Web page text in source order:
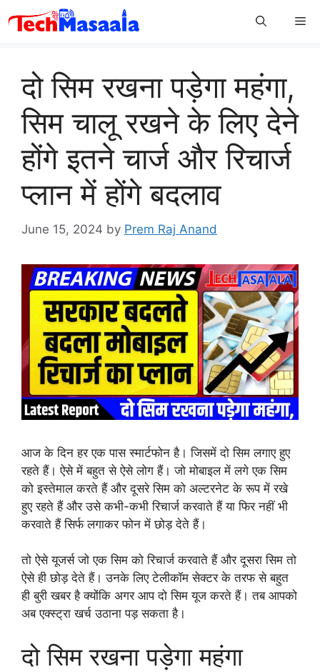
to
दो सिम रखना पड़ेगा महंगा,
सिम चालू रखने के लिए देने
होंगे इतने चार्ज और रिचार्ज
प्लान में होंगे बदलाव
June 15, 2024 by Prem Raj Anand
आज के दिन हर एक पास स्मार्टफोन है। जिसमें दो सिम लगाए हुए
रहते हैं। ऐसे में बहुत से ऐसे लोग हैं। जो मोबाइल में लगे एक सिम
को इस्तेमाल करते हैं और दूसरे सिम को अल्टरनेट के रूप में रखे
हुए रहते हैं और उसे कभी-कभी रिचार्ज करवाते हैं या फिर नहीं भी
करवाते हैं सिर्फ लगाकर फोन में छोड़ देते हैं।
तो ऐसे यूजर्स जो एक सिम को रिचार्ज करवाते हैं और दूसरा सिम तो
ऐसे ही छोड़ देते हैं। उनके लिए टेलीकॉम सेक्टर के तरफ से बहुत
ही बुरी खबर है क्योंकि अगर आप दो सिम यूज करते हैं। तब आपको
अब एक्स्ट्रा खर्च उठाना पड़ सकता है।
दो सिम रखना पड़ेगा महंगा